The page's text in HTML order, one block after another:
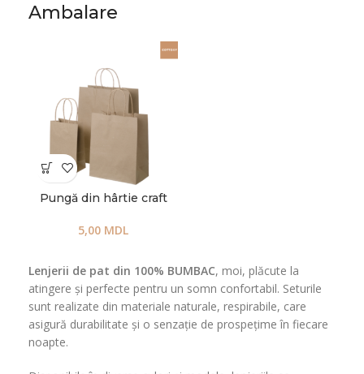
Ambalare
Pungă din hârtie craft
5,00 MDL
Lenjerii de pat din 100% BUMBAC, moi, plăcute la
atingere și perfecte pentru un somn confortabil. Seturile
sunt realizate din materiale naturale, respirabile, care
asigură durabilitate și o senzație de prospețime în fiecare
noapte.